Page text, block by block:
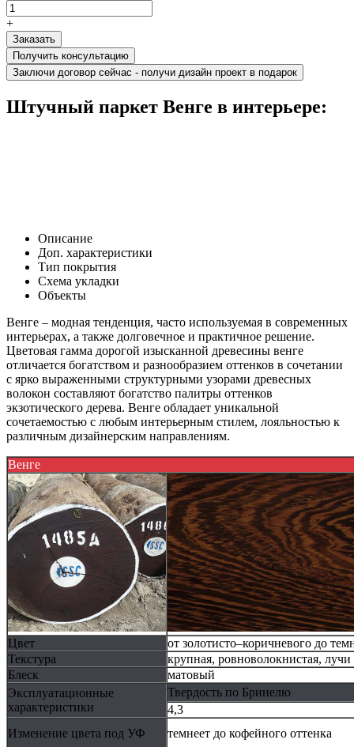
+
Получить консультацию
Заключи договор сейчас - получи дизайн проект в подарок
Штучный паркет Венге в интерьере:
Описание
Доп. характеристики
Тип покрытия
Схема укладки
Объекты
Венге – модная тенденция, часто используемая в современных
интерьерах, а также долговечное и практичное решение.
Цветовая гамма дорогой изысканной древесины венге
отличается богатством и разнообразием оттенков в сочетании
с ярко выраженными структурными узорами древесных
волокон составляют богатство палитры оттенков
экзотического дерева. Венге обладает уникальной
сочетаемостью с любым интерьерным стилем, лояльностью к
различным дизайнерским направлениям.
Венге
Цвет
от золотисто–коричневого до
Текстура
крупная, ровноволокнистая,
Блеск
матовый
Эксплуатационные
характеристики
Твердость по Бринелю
4,3
Изменение цвета под УФ
темнеет до кофейного оттенка